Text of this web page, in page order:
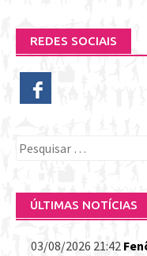
REDES SOCIAIS
Pesquisar
ÚLTIMAS NOTÍCIAS
03/08/2026 21:42